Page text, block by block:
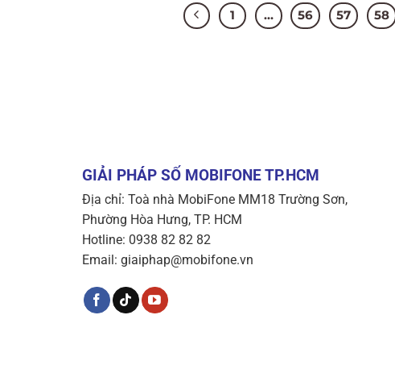
1 … 56 57 58
GIẢI PHÁP SỐ MOBIFONE TP.HCM
Địa chỉ: Toà nhà MobiFone MM18 Trường Sơn,
Phường Hòa Hưng, TP. HCM
Hotline: 0938 82 82 82
Email: giaiphap@mobifone.vn